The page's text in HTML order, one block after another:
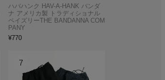
ハバハンク HAV-A-HANK バンダ
ナ アメリカ製 トラディショナル
ペイズリーTHE BANDANNA COM
PANY
¥770